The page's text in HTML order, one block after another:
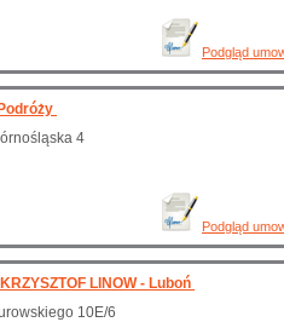
Podgląd
4
Podgląd
LINOW - Luboń
10E/6